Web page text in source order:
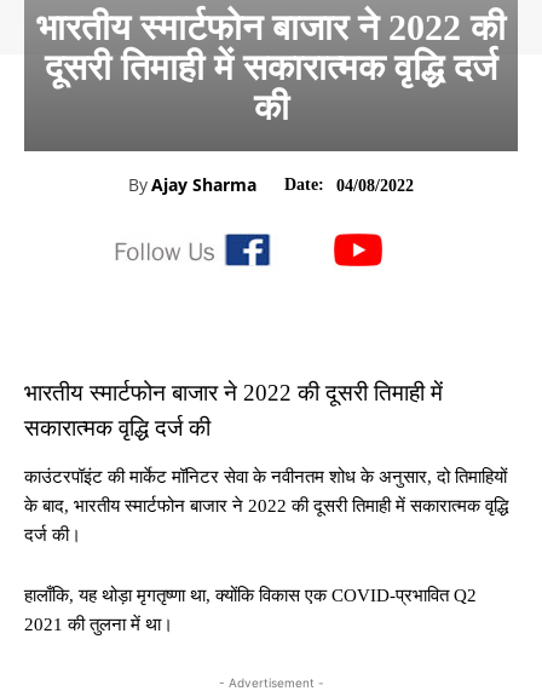
भारतीय स्मार्टफोन बाजार ने 2022 की
दूसरी तिमाही में सकारात्मक वृद्धि दर्ज
की
ByAjay Sharma Date: 04/08/2022
भारतीय स्मार्टफोन बाजार ने 2022 की दूसरी तिमाही में
सकारात्मक वृद्धि दर्ज की
काउंटरपॉइंट की मार्केट मॉनिटर सेवा के नवीनतम शोध के अनुसार, दो तिमाहियों
के बाद, भारतीय स्मार्टफोन बाजार ने 2022 की दूसरी तिमाही में सकारात्मक वृद्धि
दर्ज की।
हालाँकि, यह थोड़ा मृगतृष्णा था, क्योंकि विकास एक COVID-प्रभावित Q2
2021 की तुलना में था।
- Advertisement -